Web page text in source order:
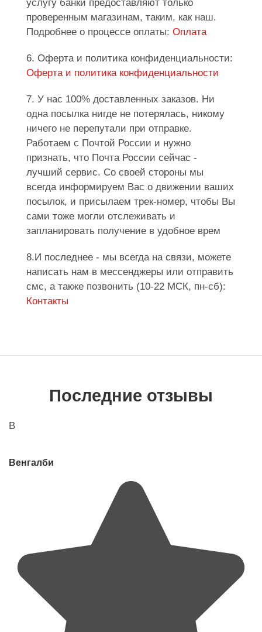
услугу банки предоставляют только
проверенным магазинам, таким, как наш.
Подробнее о процессе оплаты: Оплата
6. Оферта и политика конфиденциальности:
Оферта и политика конфиденциальности
7. У нас 100% доставленных заказов. Ни
одна посылка нигде не потерялась, никому
ничего не перепутали при отправке.
Работаем с Почтой России и нужно
признать, что Почта России сейчас -
лучший сервис. Со своей стороны мы
всегда информируем Вас о движении ваших
посылок, и присылаем трек-номер, чтобы Вы
сами тоже могли отслеживать и
запланировать получение в удобное врем
8.И последнее - мы всегда на связи, можете
написать нам в мессенджеры или отправить
смс, а также позвонить (10-22 МСК, пн-сб):
Контакты
Последние отзывы
В
Венгалби